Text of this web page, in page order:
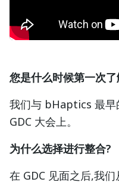
您是什么时候第一次
我们与 bHaptics 最早
GDC 大会上。
为什么选择进行整合?
在 GDC 见面之后,我